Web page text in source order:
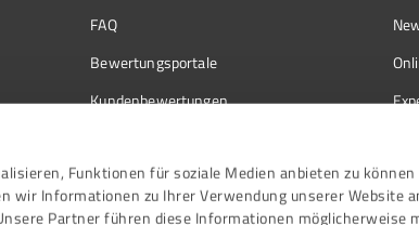
Funktionen für soziale Medien anbieten zu können
wir Informationen zu Ihrer Verwendung unserer Website
Partner führen diese Informationen möglicherweise
FAQ
Bewertungsportale
Kundenbewertungen
Bewertungs­richtlinien
Events